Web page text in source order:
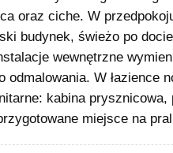
oraz ciche. W
budynek, świeżo po
wewnętrzne
odmalowania. W łazience
kabina prysznicowa,
miejsce na